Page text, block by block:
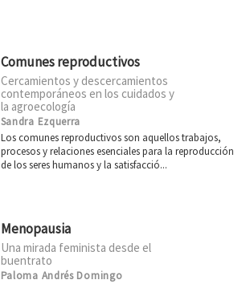
Comunes reproductivos
Cercamientos y descercamientos
contemporáneos en los cuidados y
la agroecología
Sandra Ezquerra
Los comunes reproductivos son aquellos trabajos,
procesos y relaciones esenciales para la reproducción
de los seres humanos y la satisfacció...
Menopausia
Una mirada feminista desde el
buentrato
Paloma Andrés Domingo